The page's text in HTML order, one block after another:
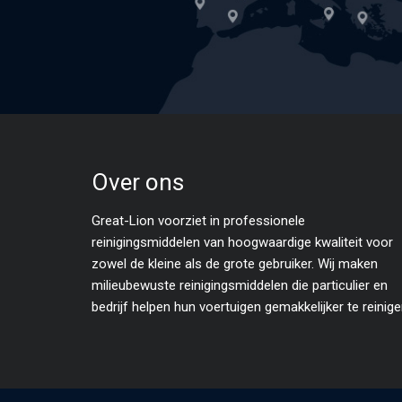
Over ons
Great-Lion voorziet in professionele
reinigingsmiddelen van hoogwaardige kwaliteit voor
zowel de kleine als de grote gebruiker. Wij maken
milieubewuste reinigingsmiddelen die particulier en
bedrijf helpen hun voertuigen gemakkelijker te